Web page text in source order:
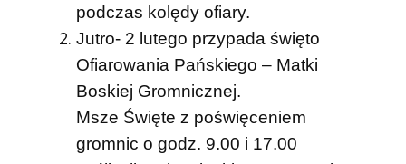
podczas kolędy ofiary.
Jutro- 2 lutego przypada święto
Ofiarowania Pańskiego – Matki
Boskiej Gromnicznej.
Msze Święte z poświęceniem
gromnic o godz. 9.00 i 17.00